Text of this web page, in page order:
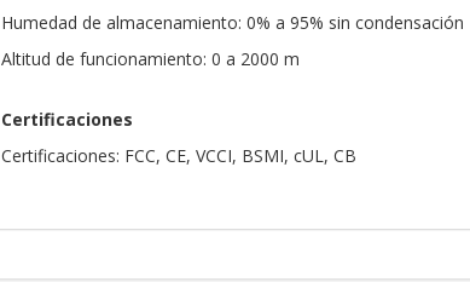
Humedad de almacenamiento: 0% a 95% sin condensación
Altitud de funcionamiento: 0 a 2000 m
Certificaciones
Certificaciones: FCC, CE, VCCI, BSMI, cUL, CB